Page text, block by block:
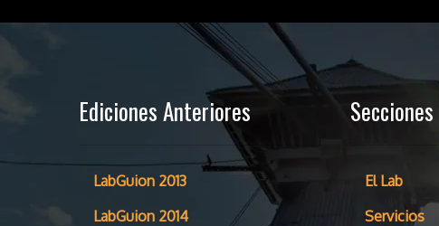
Ediciones Anteriores
LabGuion 2013
LabGuion 2014
Secciones
El Lab
Servicios